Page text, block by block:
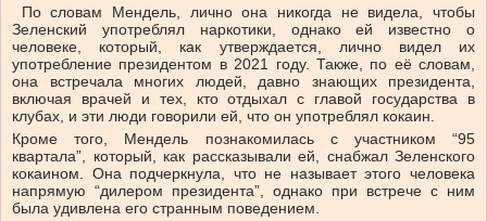
По словам Мендель, лично она никогда не видела, чтобы
Зеленский употреблял наркотики, однако ей известно о
человеке, который, как утверждается, лично видел их
употребление президентом в 2021 году. Также, по её словам,
она встречала многих людей, давно знающих президента,
включая врачей и тех, кто отдыхал с главой государства в
клубах, и эти люди говорили ей, что он употреблял кокаин.
Кроме того, Мендель познакомилась с участником “95
квартала”, который, как рассказывали ей, снабжал Зеленского
кокаином. Она подчеркнула, что не называет этого человека
напрямую “дилером президента”, однако при встрече с ним
была удивлена его странным поведением.